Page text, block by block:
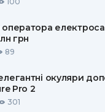
грн
89
окуляри
Pro 2
301